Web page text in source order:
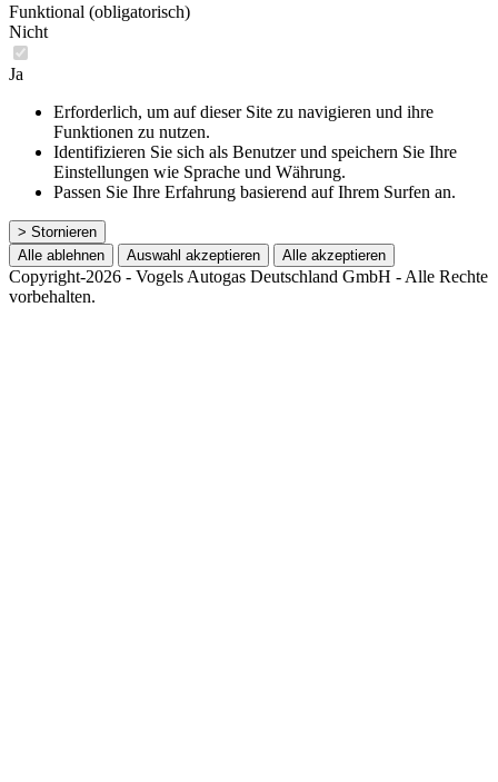
Funktional (obligatorisch)
Nicht
Ja
Erforderlich, um auf dieser Site zu navigieren und ihre
Funktionen zu nutzen.
Identifizieren Sie sich als Benutzer und speichern Sie Ihre
Einstellungen wie Sprache und Währung.
Passen Sie Ihre Erfahrung basierend auf Ihrem Surfen an.
> Stornieren
Alle ablehnen
Auswahl akzeptieren Alle akzeptieren
Copyright-2026 - Vogels Autogas Deutschland GmbH - Alle Rechte
vorbehalten.